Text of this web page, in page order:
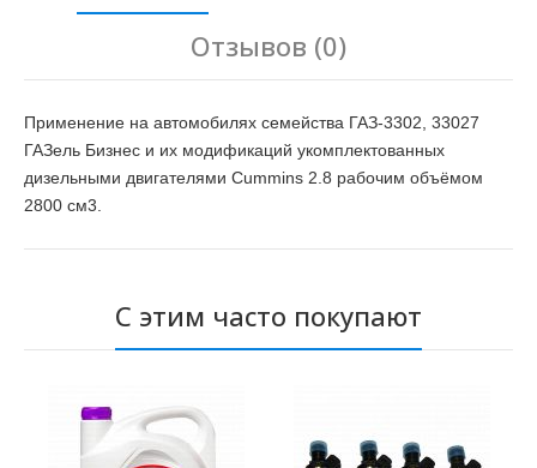
Отзывов (0)
Применение на автомобилях семейства ГАЗ-3302, 33027
ГАЗель Бизнес и их модификаций укомплектованных
дизельными двигателями Cummins 2.8 рабочим объёмом
2800 см3.
С этим часто покупают